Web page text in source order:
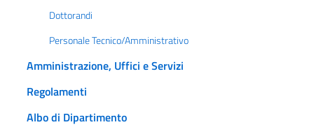
Dottorandi
Personale Tecnico/Amministrativo
Amministrazione, Uffici e Servizi
Regolamenti
Albo di Dipartimento